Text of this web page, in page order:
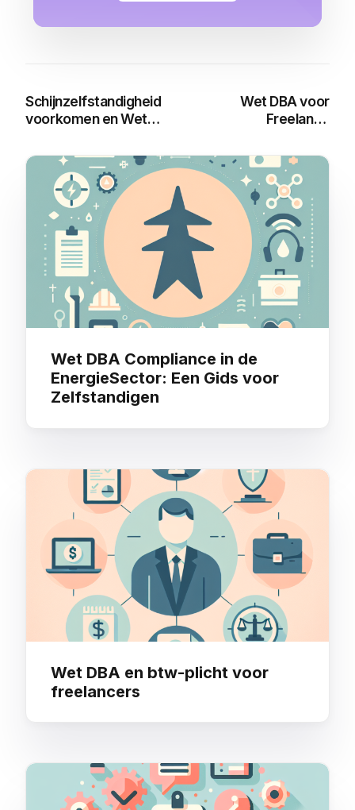
Schijnzelfstandigheid
voorkomen en Wet
Wet DBA voor
Freelance
Een Uitgebreide Gids
You may also like
Wet DBA Compliance in de
EnergieSector: Een Gids voor
Zelfstandigen
Wet DBA en btw-plicht voor
freelancers